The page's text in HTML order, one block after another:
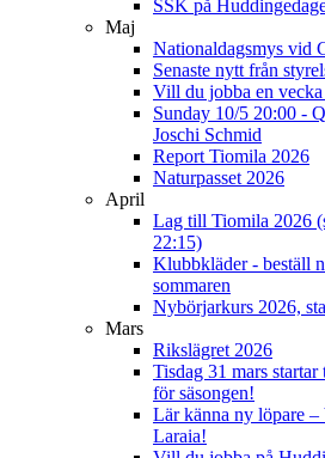
SSK på
Maj
Nationaldagsmys vid
Senaste nytt från
Vill du jobba en
Sunday 10/5 20:00 -
Joschi Schmid
Report Tiomila 2026
Naturpasset 2026
April
Lag till Tiomila 2026
22:15)
Klubbkläder - beställ
sommaren
Nybörjarkurs 2026,
Mars
Rikslägret 2026
Tisdag 31 mars
för säsongen!
Lär känna ny löpare
Laraia!